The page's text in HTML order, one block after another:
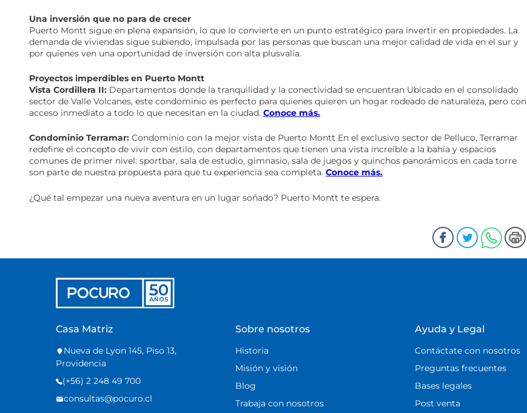
Una inversión que no para de crecer
Puerto Montt sigue en plena expansión, lo que lo convierte en un punto estratégico para invertir en propiedades. La
demanda de viviendas sigue subiendo, impulsada por las personas que buscan una mejor calidad de vida en el sur y
por quienes ven una oportunidad de inversión con alta plusvalía.
Proyectos imperdibles en Puerto Montt
Vista Cordillera II: Departamentos donde la tranquilidad y la conectividad se encuentran Ubicado en el consolidado
sector de Valle Volcanes, este condominio es perfecto para quienes quieren un hogar rodeado de naturaleza, pero con
acceso inmediato a todo lo que necesitan en la ciudad. Conoce más.
Condominio Terramar: Condominio con la mejor vista de Puerto Montt En el exclusivo sector de Pelluco, Terramar
redefine el concepto de vivir con estilo, con departamentos que tienen una vista increíble a la bahía y espacios
comunes de primer nivel: sportbar, sala de estudio, gimnasio, sala de juegos y quinchos panorámicos en cada torre
son parte de nuestra propuesta para que tu experiencia sea completa. Conoce más.
¿Qué tal empezar una nueva aventura en un lugar soñado? Puerto Montt te espera.
Casa Matriz
Nueva de Lyon 145, Piso 13,
Providencia
(+56) 2 248 49 700
consultas@pocuro.cl
Sobre nosotros
Historia
Misión y visión
Blog
Trabaja con nosotros
Ayuda y Legal
Contáctate con nosotros
Preguntas frecuentes
Bases legales
Post venta